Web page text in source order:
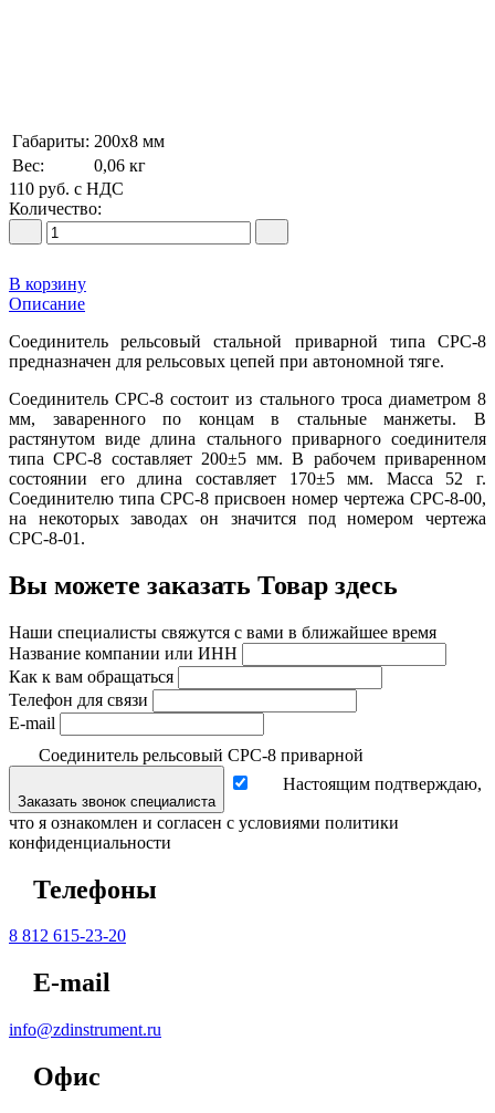
Габариты: 200х8 мм
Вес:
0,06 кг
110 руб. с НДС
Количество:
В корзину
Описание
Соединитель рельсовый стальной приварной типа СРС-8
пред­назначен для рельсовых цепей при автономной тяге.
Сое­динитель СРС-8 состоит из стального троса диаметром 8
мм, заварен­ного по концам в стальные манжеты. В
растянутом виде длина сталь­ного приварного соединителя
типа СРС-8 составляет 200±5 мм. В ра­бочем приваренном
состоянии его длина составляет 170±5 мм. Масса 52 г.
Соединителю типа СРС-8 присвоен номер чертежа СРС-8-00,
на некоторых заводах он значится под номером чертежа
СРС-8-01.
Вы можете заказать Товар здесь
Наши специалисты свяжутся с вами в ближайшее время
Название компании или ИНН
Как к вам обращаться
Телефон для связи
E-mail
Соединитель рельсовый СРС-8 приварной
Заказать звонок специалиста
Настоящим подтверждаю,
что я ознакомлен и согласен с условиями политики
конфиденциальности
Телефоны
8 812 615-23-20
E-mail
info@zdinstrument.ru
Офис